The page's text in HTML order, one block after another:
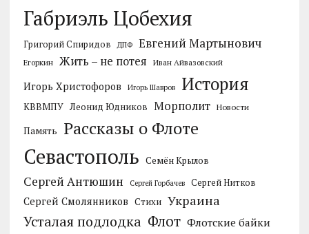
Габриэль Цобехия
Григорий Спиридов ДПФ Евгений Мартынович
Егоркин Жить – не потея Иван Айвазовский
Игорь Христофоров Игорь Шавров История
КВВМПУ Леонид Юдников Морполит Новости
Память Рассказы о Флоте
Севастополь Семён Крылов
Сергей Антюшин Сергей Горбачев Сергей Нитков
Сергей Смолянников Стихи Украина
Усталая подлодка Флот Флотские байки